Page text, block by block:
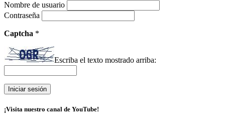
Nombre de usuario
Contraseña
Captcha *
Escriba el texto mostrado arriba:
¡Visita nuestro canal de YouTube!